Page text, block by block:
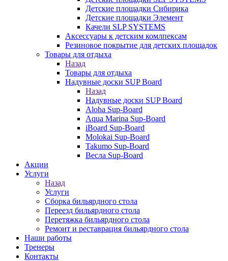
Детские площадки Сибирика
Детские площадки Элемент
Качели SLP SYSTEMS
Аксессуары к детским комлпексам
Резиновое покрытие для детских площадок
Товары для отдыха
Назад
Товары для отдыха
Надувные доски SUP Board
Назад
Надувные доски SUP Board
Aloha Sup-Board
Aqua Marina Sup-Board
iBoard Sup-Board
Molokai Sup-Board
Takumo Sup-Board
Весла Sup-Board
Акции
Услуги
Назад
Услуги
Сборка бильярдного стола
Переезд бильярдного стола
Перетяжка бильярдного стола
Ремонт и реставрация бильярдного стола
Наши работы
Тренеры
Контакты